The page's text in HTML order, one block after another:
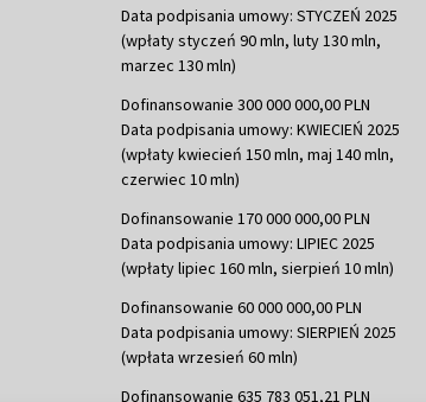
Data podpisania umowy: STYCZEŃ 2025
(wpłaty styczeń 90 mln, luty 130 mln,
marzec 130 mln)
Dofinansowanie 300 000 000,00 PLN
Data podpisania umowy: KWIECIEŃ 2025
(wpłaty kwiecień 150 mln, maj 140 mln,
czerwiec 10 mln)
Dofinansowanie 170 000 000,00 PLN
Data podpisania umowy: LIPIEC 2025
(wpłaty lipiec 160 mln, sierpień 10 mln)
Dofinansowanie 60 000 000,00 PLN
Data podpisania umowy: SIERPIEŃ 2025
(wpłata wrzesień 60 mln)
Dofinansowanie 635 783 051,21 PLN